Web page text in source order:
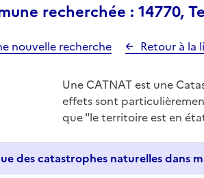
recherchée : 14770,
nouvelle recherche Retour à la
Une CATNAT est une
effets sont
que "le territoire est en